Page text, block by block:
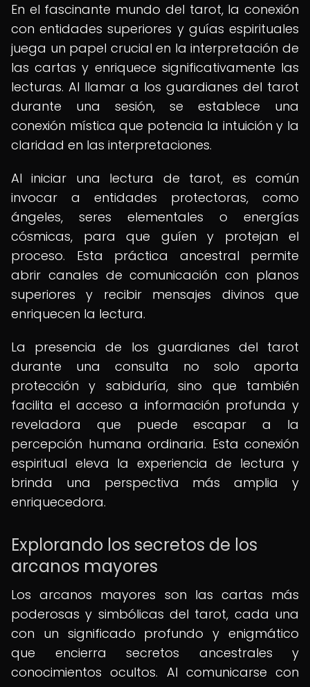
En el fascinante mundo del tarot, la conexión
con entidades superiores y guías espirituales
juega un papel crucial en la interpretación de
las cartas y enriquece significativamente las
lecturas. Al llamar a los guardianes del tarot
durante una sesión, se establece una
conexión mística que potencia la intuición y la
claridad en las interpretaciones.
Al iniciar una lectura de tarot, es común
invocar a entidades protectoras, como
ángeles, seres elementales o energías
cósmicas, para que guíen y protejan el
proceso. Esta práctica ancestral permite
abrir canales de comunicación con planos
superiores y recibir mensajes divinos que
enriquecen la lectura.
La presencia de los guardianes del tarot
durante una consulta no solo aporta
protección y sabiduría, sino que también
facilita el acceso a información profunda y
reveladora que puede escapar a la
percepción humana ordinaria. Esta conexión
espiritual eleva la experiencia de lectura y
brinda una perspectiva más amplia y
enriquecedora.
Explorando los secretos de los
arcanos mayores
Los arcanos mayores son las cartas más
poderosas y simbólicas del tarot, cada una
con un significado profundo y enigmático
que encierra secretos ancestrales y
conocimientos ocultos. Al comunicarse con